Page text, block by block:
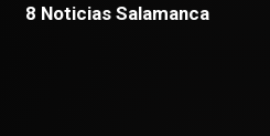
8 Noticias Salamanca